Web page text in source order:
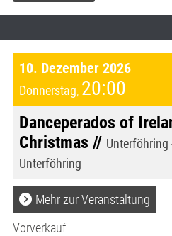
10. Dezember 2026
Donnerstag, 20:00
Danceperados of
Christmas // Unterföhring
Unterföhring
Mehr zur Veranstaltung
Vorverkauf